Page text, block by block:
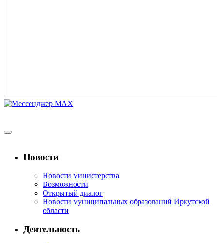
Новости
Новости министерства
Возможности
Открытый диалог
Новости муниципальных образований Иркутской
области
Деятельность